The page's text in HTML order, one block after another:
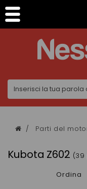
Parti del
Kubota Z602 (39
Ordina
Pannello di gestione